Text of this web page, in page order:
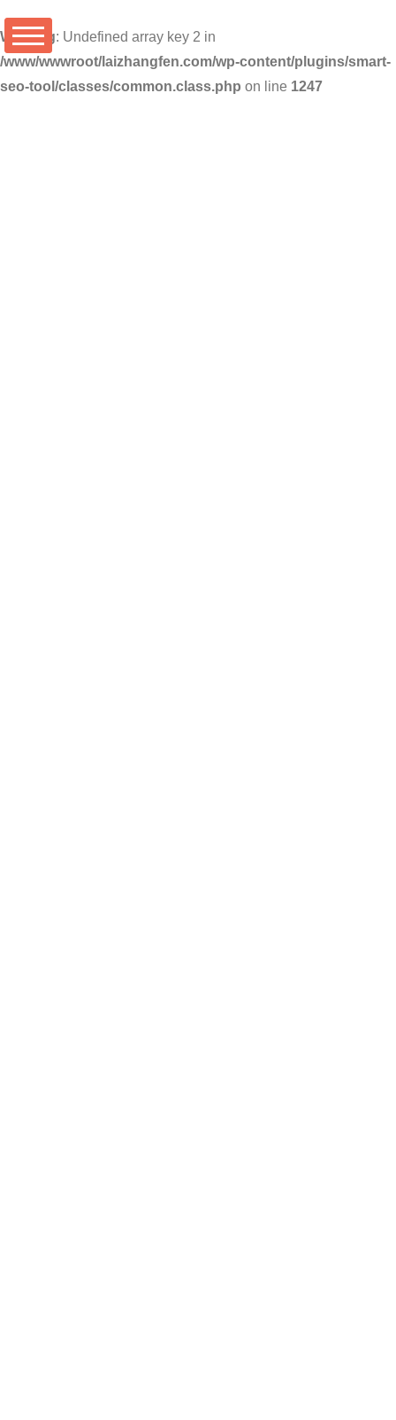
Warning: Undefined array key 2 in
/www/wwwroot/laizhangfen.com/wp-content/plugins/smart-
seo-tool/classes/common.class.php on line 1247